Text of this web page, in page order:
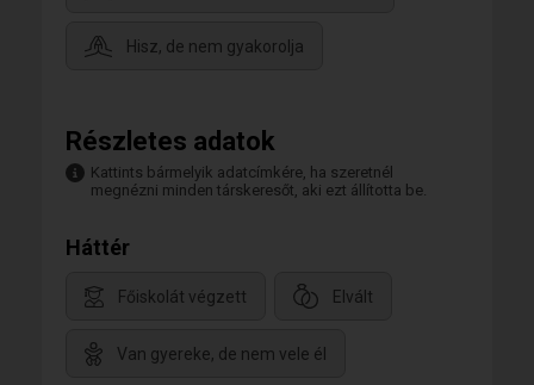
Hisz, de nem gyakorolja
Részletes adatok
Kattints bármelyik adatcímkére, ha szeretnél
megnézni minden társkeresőt, aki ezt állította be.
Háttér
Főiskolát végzett Elvált
Van gyereke, de nem vele él